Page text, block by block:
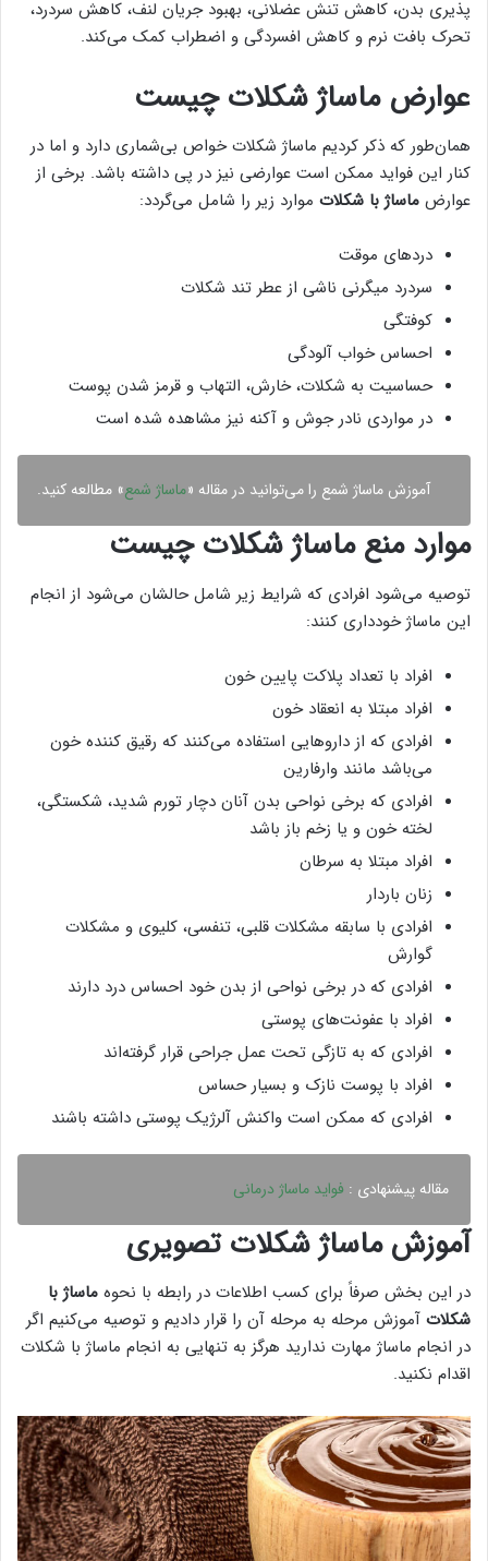
پذیری بدن، کاهش تنش عضلانی، بهبود جریان لنف، کاهش سردرد،
تحرک بافت نرم و کاهش افسردگی و اضطراب کمک می‌کند.
عوارض ماساژ شکلات چیست
همان‌طور که ذکر کردیم ماساژ شکلات خواص بی‌شماری دارد و اما در
کنار این فواید ممکن است عوارضی نیز در پی داشته باشد. برخی از
عوارض ماساژ با شکلات موارد زیر را شامل می‌گردد:
دردهای موقت
سردرد میگرنی ناشی از عطر تند شکلات
کوفتگی
احساس خواب آلودگی
حساسیت به شکلات، خارش، التهاب و قرمز شدن پوست
در مواردی نادر جوش و آکنه نیز مشاهده شده است
آموزش ماساژ شمع را می‌توانید در مقاله «ماساژ شمع» مطالعه کنید.
موارد منع ماساژ شکلات چیست
توصیه می‌شود افرادی که شرایط زیر شامل حالشان می‌شود از انجام
این ماساژ خودداری کنند:
افراد با تعداد پلاکت پایین خون
افراد مبتلا به انعقاد خون
افرادی که از داروهایی استفاده می‌کنند که رقیق کننده خون
می‌باشد مانند وارفارین
افرادی که برخی نواحی بدن آنان دچار تورم شدید، شکستگی،
لخته خون و یا زخم باز باشد
افراد مبتلا به سرطان
زنان باردار
افرادی با سابقه مشکلات قلبی، تنفسی، کلیوی و مشکلات
گوارش
افرادی که در برخی نواحی از بدن خود احساس درد دارند
افراد با عفونت‌های پوستی
افرادی که به تازگی تحت عمل جراحی قرار گرفته‌اند
افراد با پوست نازک و بسیار حساس
افرادی که ممکن است واکنش آلرژیک پوستی داشته باشند
مقاله پیشنهادی : فواید ماساژ درمانی
آموزش ماساژ شکلات تصویری
در این بخش صرفاً برای کسب اطلاعات در رابطه با نحوه ماساژ با
شکلات آموزش مرحله به مرحله آن را قرار دادیم و توصیه می‌کنیم اگر
در انجام ماساژ مهارت ندارید هرگز به تنهایی به انجام ماساژ با شکلات
اقدام نکنید.